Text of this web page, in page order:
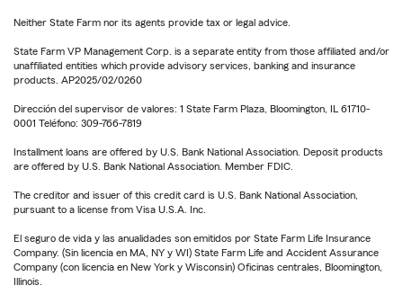
Neither State Farm nor its agents provide tax or legal advice.
State Farm VP Management Corp. is a separate entity from those affiliated and/or
unaffiliated entities which provide advisory services, banking and insurance
products. AP2025/02/0260
Dirección del supervisor de valores: 1 State Farm Plaza, Bloomington, IL 61710-
0001 Teléfono: 309-766-7819
Installment loans are offered by U.S. Bank National Association. Deposit products
are offered by U.S. Bank National Association. Member FDIC.
The creditor and issuer of this credit card is U.S. Bank National Association,
pursuant to a license from Visa U.S.A. Inc.
El seguro de vida y las anualidades son emitidos por State Farm Life Insurance
Company. (Sin licencia en MA, NY y WI) State Farm Life and Accident Assurance
Company (con licencia en New York y Wisconsin) Oficinas centrales, Bloomington,
Illinois.